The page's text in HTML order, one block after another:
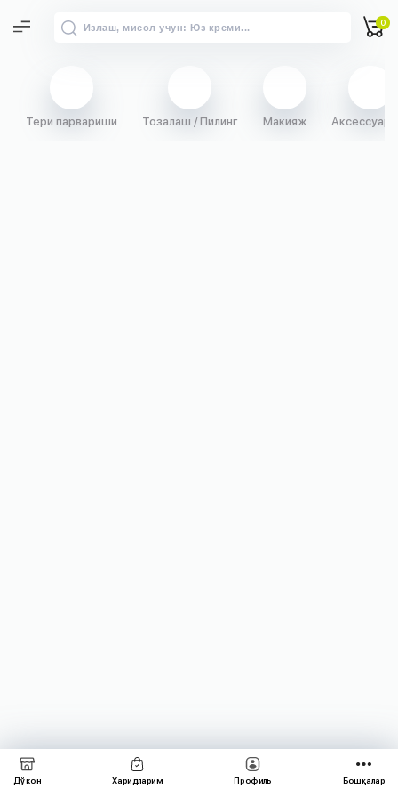
0
Тери парвариши Тозалаш / Пилинг Макияж
Дўкон Харидларим Профиль Бошқалар